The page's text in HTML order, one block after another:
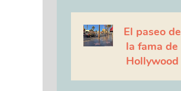
El paseo de
la fama de
Hollywood